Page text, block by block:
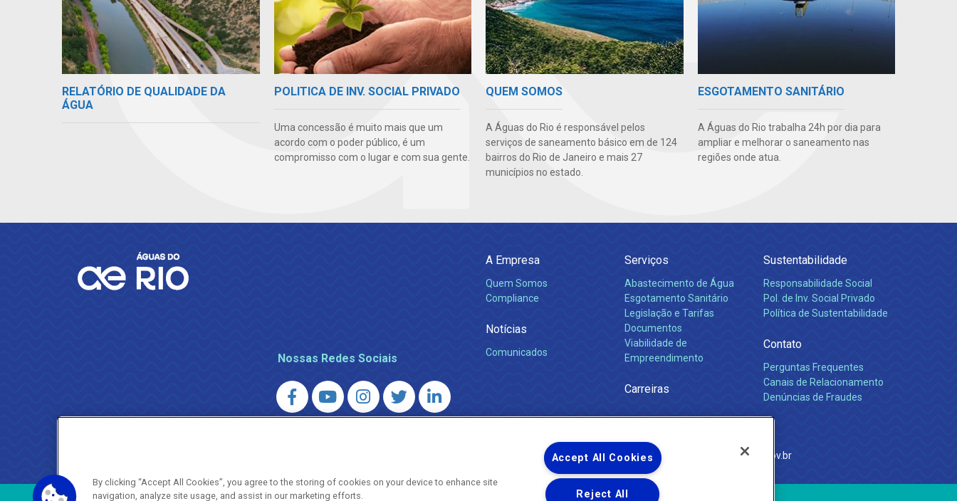
RELATÓRIO DE QUALIDADE DA
ÁGUA
POLITICA DE INV. SOCIAL PRIVADO
Uma concessão é muito mais que um
acordo com o poder público, é um
compromisso com o lugar e com sua gente.
QUEM SOMOS
A Águas do Rio é responsável pelos
serviços de saneamento básico em de 124
bairros do Rio de Janeiro e mais 27
municípios no estado.
ESGOTAMENTO SANITÁRIO
A Águas do Rio trabalha 24h por dia para
ampliar e melhorar o saneamento nas
regiões onde atua.
Nossas Redes Sociais
A Empresa
Quem Somos
Compliance
Notícias
Comunicados
Serviços
Abastecimento de Água
Esgotamento Sanitário
Legislação e Tarifas
Documentos
Viabilidade de
Empreendimento
Carreiras
Sustentabilidade
Responsabilidade Social
Pol. de Inv. Social Privado
Política de Sustentabilidade
Contato
Perguntas Frequentes
Canais de Relacionamento
Denúncias de Fraudes
AGENERSA – Agência Reguladora de Energia e Saneamento do Estado do Rio de Janeiro
ouvidoria.agenersa@gmail.com http://www.agenersa.rj.gov.br
By clicking “Accept All Cookies”, you agree to the storing of cookies on your device to enhance site
navigation, analyze site usage, and assist in our marketing efforts.
Accept All Cookies
Reject All